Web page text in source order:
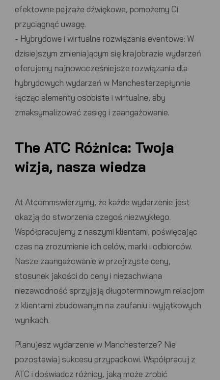
efektowne pejzaże dźwiękowe, pomożemy Ci
przyciągnąć uwagę.
- Hybrydowe i wirtualne rozwiązania eventowe: W
dzisiejszym zmieniającym się krajobrazie wydarzeń
oferujemy najnowocześniejsze rozwiązania dla
hybrydowych wydarzeń w Manchesterzepłynnie
łącząc elementy osobiste i wirtualne, aby
zmaksymalizować zasięg i zaangażowanie.
The ATC Różnica: Twoja
wizja, nasza wiedza
At Atcommswierzymy, że każde wydarzenie jest
okazją do stworzenia czegoś niezwykłego.
Współpracujemy z naszymi klientami, poświęcając
czas na zrozumienie ich celów, marki i odbiorców.
Nasze zaangażowanie w przejrzyste ceny,
stosunek jakości do ceny i niezachwiana
niezawodność sprzyjają długoterminowym relacjom
z klientami zbudowanym na zaufaniu i wyjątkowych
wynikach.
Planujesz wydarzenie w Manchesterze? Nie
pozostawiaj sukcesu przypadkowi. Współpracuj z
ATC i doświadcz różnicy, jaką może zrobić